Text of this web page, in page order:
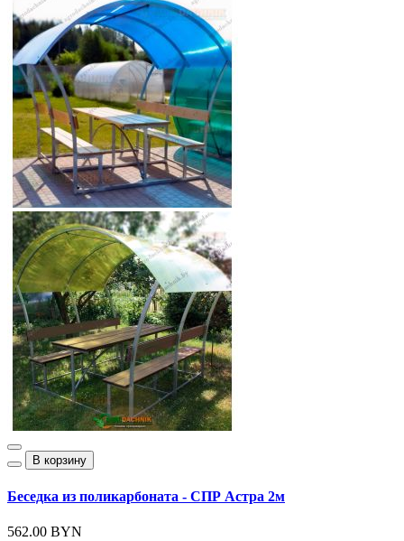
В корзину
Беседка из поликарбоната - СПР Астра 2м
562.00 BYN